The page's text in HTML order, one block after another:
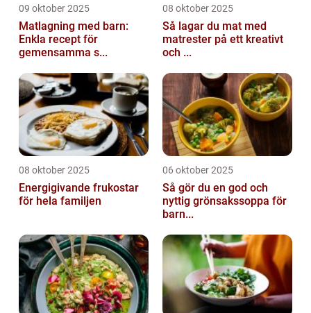
09 oktober 2025
Matlagning med barn:
Enkla recept för
gemensamma s...
08 oktober 2025
Så lagar du mat med
matrester på ett kreativt
och ...
08 oktober 2025
Energigivande frukostar
för hela familjen
06 oktober 2025
Så gör du en god och
nyttig grönsakssoppa för
barn...